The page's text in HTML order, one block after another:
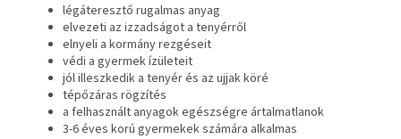
légáteresztő rugalmas anyag
elvezeti az izzadságot a tenyérről
elnyeli a kormány rezgéseit
védi a gyermek ízületeit
jól illeszkedik a tenyér és az ujjak köré
tépőzáras rögzítés
a felhasznált anyagok egészségre ártalmatlanok
3-6 éves korú gyermekek számára alkalmas